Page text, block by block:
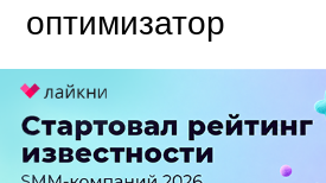
оптимизатор